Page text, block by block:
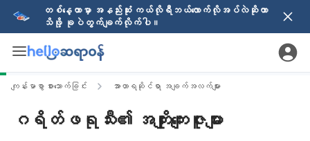
တစ်နေ့တာမှာ အနည်းဆုံး ကယ်လိုရီဘယ်လောက်လိုအပ်လဲဆိုတာ
သိဖို့ ခုပဲတွက်ချက်လိုက်ပါ။
ကျန်းမာစွာ စားသောက်ခြင်း အာဟာရဆိုင်ရာ အချက်အလက်များ
ဂရိတ်ဖရုသီး၏ အကျိုးကျေးဇူးများ